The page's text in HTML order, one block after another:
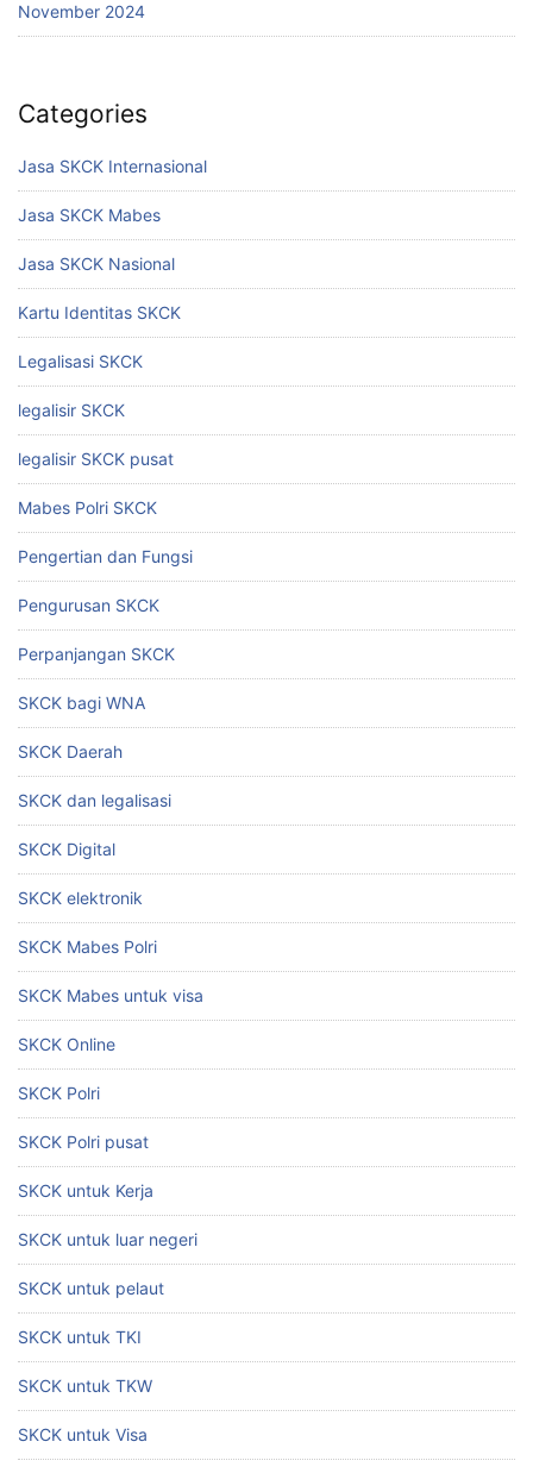
November 2024
Categories
Jasa SKCK Internasional
Jasa SKCK Mabes
Jasa SKCK Nasional
Kartu Identitas SKCK
Legalisasi SKCK
legalisir SKCK
legalisir SKCK pusat
Mabes Polri SKCK
Pengertian dan Fungsi
Pengurusan SKCK
Perpanjangan SKCK
SKCK bagi WNA
SKCK Daerah
SKCK dan legalisasi
SKCK Digital
SKCK elektronik
SKCK Mabes Polri
SKCK Mabes untuk visa
SKCK Online
SKCK Polri
SKCK Polri pusat
SKCK untuk Kerja
SKCK untuk luar negeri
SKCK untuk pelaut
SKCK untuk TKI
SKCK untuk TKW
SKCK untuk Visa